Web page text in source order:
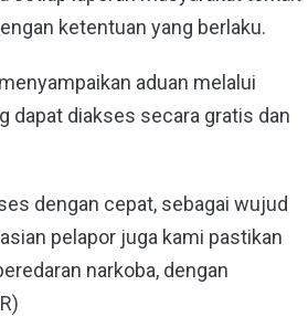
ketentuan yang berlaku.
aduan melalui
dapat diakses secara gratis dan
dengan cepat, sebagai wujud
pelapor juga kami pastikan
narkoba, dengan